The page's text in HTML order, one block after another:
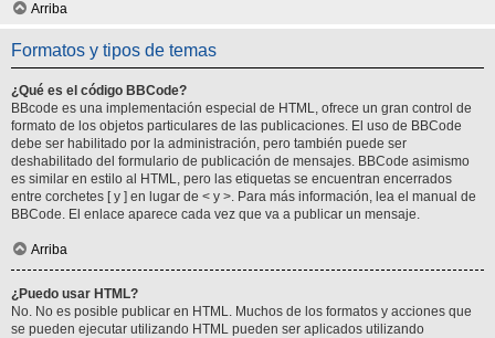
Arriba
Formatos y tipos de temas
¿Qué es el código BBCode?
BBcode es una implementación especial de HTML, ofrece un gran control de
formato de los objetos particulares de las publicaciones. El uso de BBCode
debe ser habilitado por la administración, pero también puede ser
deshabilitado del formulario de publicación de mensajes. BBCode asimismo
es similar en estilo al HTML, pero las etiquetas se encuentran encerrados
entre corchetes [ y ] en lugar de < y >. Para más información, lea el manual de
BBCode. El enlace aparece cada vez que va a publicar un mensaje.
Arriba
¿Puedo usar HTML?
No. No es posible publicar en HTML. Muchos de los formatos y acciones que
se pueden ejecutar utilizando HTML pueden ser aplicados utilizando